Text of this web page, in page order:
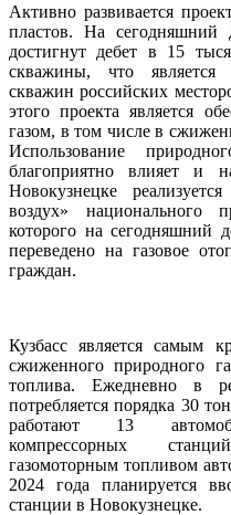
Активно развивается
пластов. На сегодняшний
достигнут дебет в 15
скважины, что является
скважин российских
этого проекта является
газом, в том числе в
Использование
благоприятно влияет и
Новокузнецке
воздух» национального
которого на сегодняшний
переведено на газовое
граждан.
Кузбасс является самым
сжиженного природного
топлива. Ежедневно в
потребляется порядка 30
работают 13
компрессорных
газомоторным топливом
2024 года планируется
станции в Новокузнецке.